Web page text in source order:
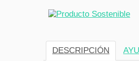
DESCRIPCIÓN